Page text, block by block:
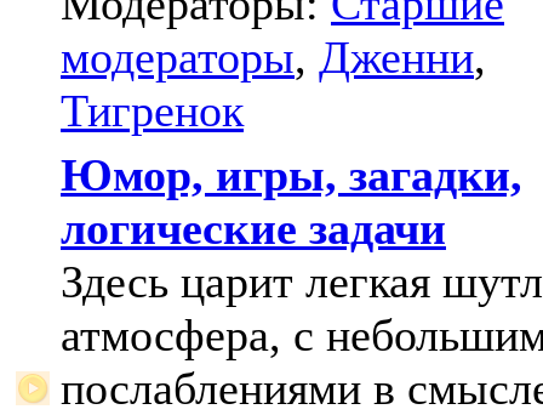
модераторы, Дженни,
Тигренок
Юмор, игры, загадки,
логические задачи
Здесь царит легкая
атмосфера, с
послаблениями в